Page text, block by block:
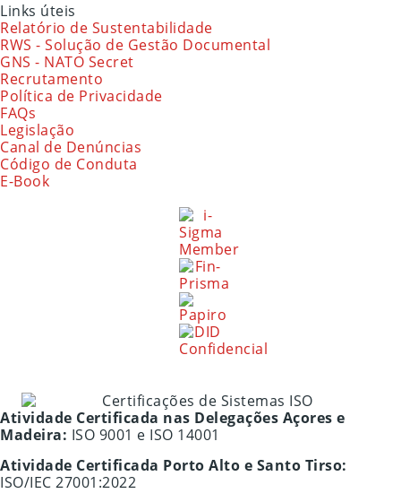
Links úteis
Relatório de Sustentabilidade
RWS - Solução de Gestão Documental
GNS - NATO Secret
Recrutamento
Política de Privacidade
FAQs
Legislação
Canal de Denúncias
Código de Conduta
E-Book
Atividade Certificada nas Delegações Açores e
Madeira: ISO 9001 e ISO 14001
Atividade Certificada Porto Alto e Santo Tirso:
ISO/IEC 27001:2022